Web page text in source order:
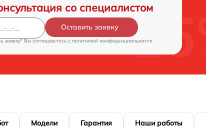
со специалистом
Оставить заявку
заявку" Вы соглашаетесь c политикой конфиденциальности
Модели Гарантия Наши работы